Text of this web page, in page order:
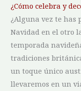
¿Cómo‌ celebra⁢ y
¿Alguna vez te has
Navidad en el otro
temporada
tradiciones
un toque único
llevaremos en un